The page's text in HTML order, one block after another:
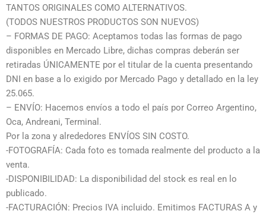
TANTOS ORIGINALES COMO ALTERNATIVOS.
(TODOS NUESTROS PRODUCTOS SON NUEVOS)
– FORMAS DE PAGO: Aceptamos todas las formas de pago
disponibles en Mercado Libre, dichas compras deberán ser
retiradas ÚNICAMENTE por el titular de la cuenta presentando
DNI en base a lo exigido por Mercado Pago y detallado en la ley
25.065.
– ENVÍO: Hacemos envíos a todo el país por Correo Argentino,
Oca, Andreani, Terminal.
Por la zona y alrededores ENVÍOS SIN COSTO.
-FOTOGRAFÍA: Cada foto es tomada realmente del producto a la
venta.
-DISPONIBILIDAD: La disponibilidad del stock es real en lo
publicado.
-FACTURACIÓN: Precios IVA incluido. Emitimos FACTURAS A y